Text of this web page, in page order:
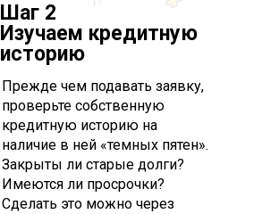
Прежде чем подавать заявку,
проверьте собственную
кредитную историю на
наличие в ней «темных пятен».
Закрыты ли старые долги?
Имеются ли просрочки?
Сделать это можно через
Шаг 2
Изучаем кредитную
историю